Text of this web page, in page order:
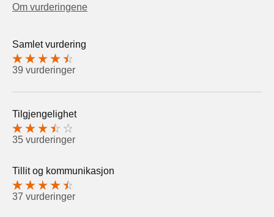
Om vurderingene
Samlet vurdering
39 vurderinger
Tilgjengelighet
35 vurderinger
Tillit og kommunikasjon
37 vurderinger